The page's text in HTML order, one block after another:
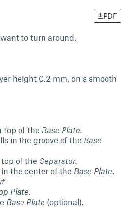
PDF
to turn around.
height 0.2 mm, on a smooth
top of the Base Plate.
in the groove of the Base
top of the Separator.
in the center of the Base Plate.
Plate.
Base Plate (optional).